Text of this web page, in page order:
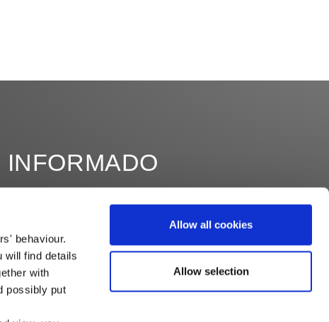
behaviour.
will find details
with
possibly put
Allow all cookies
Allow selection